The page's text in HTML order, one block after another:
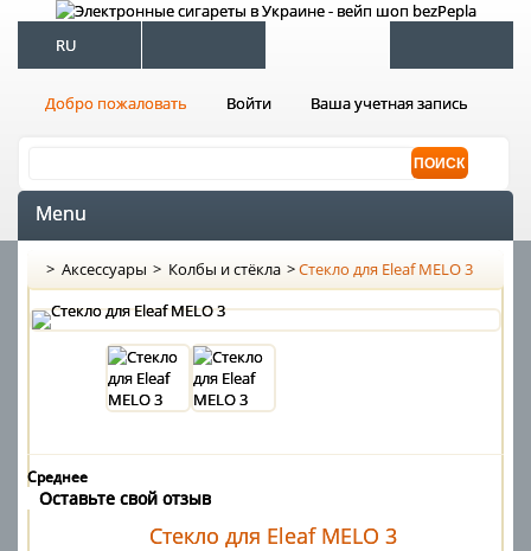
RU
Добро пожаловать Войти Ваша учетная запись
Menu
> Аксессуары > Колбы и стёкла >Стекло для Eleaf MELO 3
Среднее
Оставьте свой отзыв
Стекло для Eleaf MELO 3